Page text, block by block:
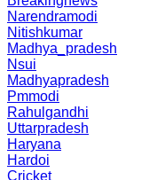
Narendramodi
Nitishkumar
Madhya_pradesh
Nsui
Madhyapradesh
Pmmodi
Rahulgandhi
Uttarpradesh
Haryana
Hardoi
Cricket